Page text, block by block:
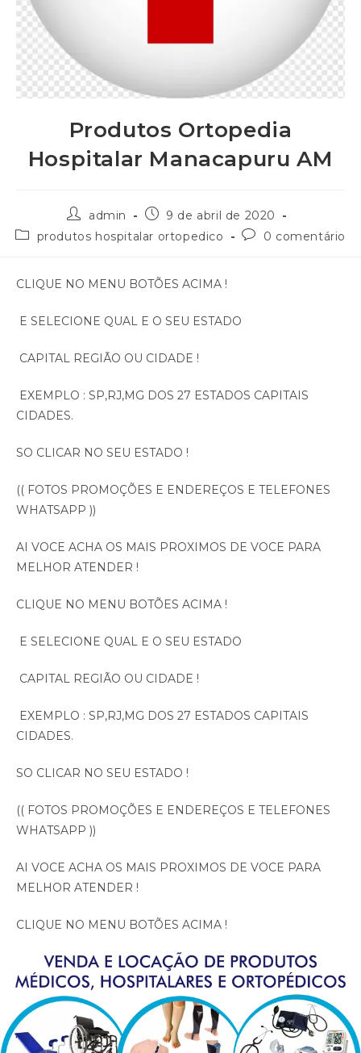
Produtos Ortopedia
Hospitalar Manacapuru AM
admin
9 de abril de 2020
produtos hospitalar ortopedico
0 comentário
CLIQUE NO MENU BOTÕES ACIMA !
E SELECIONE QUAL E O SEU ESTADO
CAPITAL REGIÃO OU CIDADE !
EXEMPLO : SP,RJ,MG DOS 27 ESTADOS CAPITAIS
CIDADES.
SO CLICAR NO SEU ESTADO !
(( FOTOS PROMOÇÕES E ENDEREÇOS E TELEFONES
WHATSAPP ))
AI VOCE ACHA OS MAIS PROXIMOS DE VOCE PARA
MELHOR ATENDER !
CLIQUE NO MENU BOTÕES ACIMA !
E SELECIONE QUAL E O SEU ESTADO
CAPITAL REGIÃO OU CIDADE !
EXEMPLO : SP,RJ,MG DOS 27 ESTADOS CAPITAIS
CIDADES.
SO CLICAR NO SEU ESTADO !
(( FOTOS PROMOÇÕES E ENDEREÇOS E TELEFONES
WHATSAPP ))
AI VOCE ACHA OS MAIS PROXIMOS DE VOCE PARA
MELHOR ATENDER !
CLIQUE NO MENU BOTÕES ACIMA !